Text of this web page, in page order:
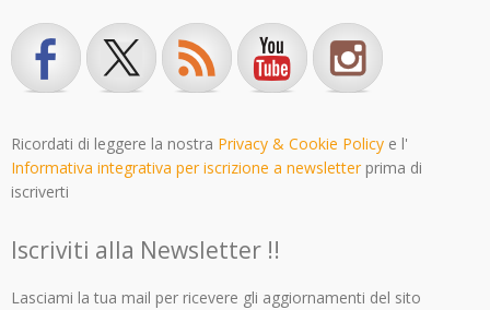
Ricordati di leggere la nostra Privacy & Cookie Policy e l'
Informativa integrativa per iscrizione a newsletterprima di
iscriverti
Iscriviti alla Newsletter !!
Lasciami la tua mail per ricevere gli aggiornamenti del sito